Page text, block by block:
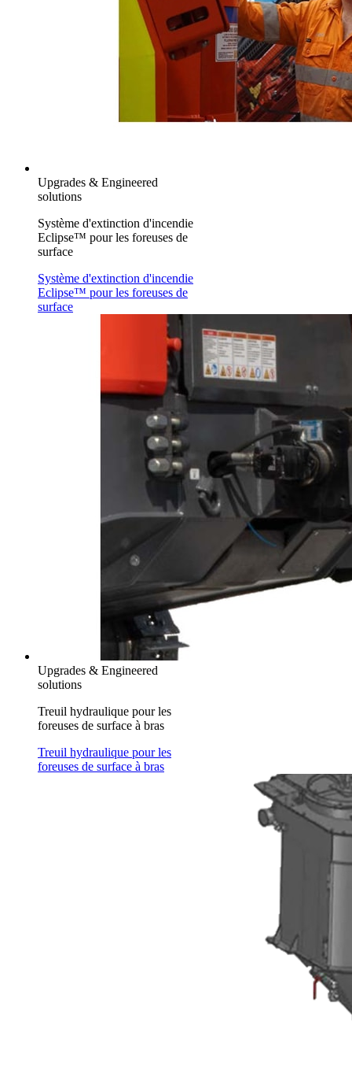
Upgrades & Engineered
solutions
Système d'extinction d'incendie
Eclipse™ pour les foreuses de
surface
Système d'extinction d'incendie
Eclipse™ pour les foreuses de
surface
Upgrades & Engineered
solutions
Treuil hydraulique pour les
foreuses de surface à bras
Treuil hydraulique pour les
foreuses de surface à bras